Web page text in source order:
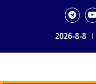
|
2026-8-8